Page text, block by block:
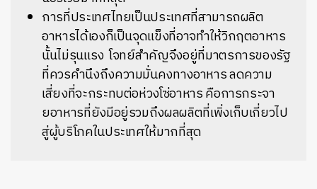
การที่ประเทศไทยเป็นประเทศที่สามารถผลิต
อาหารได้เองก็เป็นจุดแข็งที่อาจทำให้วิกฤตอาหาร
นั้นไม่รุนแรง โจทย์สำคัญจึงอยู่ที่มาตรการของรัฐ
ที่ควรคำนึงถึงความมั่นคงทางอาหาร ลดความ
เสี่ยงที่จะกระทบต่อห่วงโซ่อาหาร คือการกระจา
ยอาหารที่ยังมีอยู่รวมถึงผลผลิตที่เพิ่งเก็บเกี่ยวไป
สู่ผู้บริโภคในประเทศให้มากที่สุด